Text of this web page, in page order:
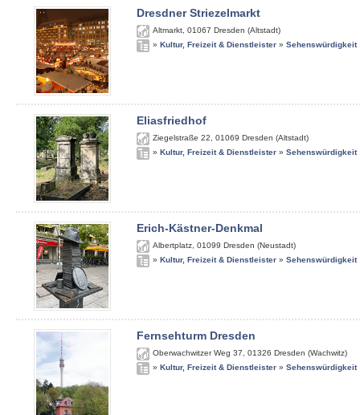
Dresdner Striezelmarkt
Altmarkt 01067 Dresden (Altstadt)
» Kultur, Freizeit & Dienstleister » Sehenswürdigkeit
Eliasfriedhof
Ziegelstraße 22 01069 Dresden (Altstadt)
» Kultur, Freizeit & Dienstleister » Sehenswürdigkeit
Erich-Kästner-Denkmal
Albertplatz 01099 Dresden (Neustadt)
» Kultur, Freizeit & Dienstleister » Sehenswürdigkeit
Fernsehturm Dresden
Oberwachwitzer Weg 37 01326 Dresden (Wachwitz)
» Kultur, Freizeit & Dienstleister » Sehenswürdigkeit